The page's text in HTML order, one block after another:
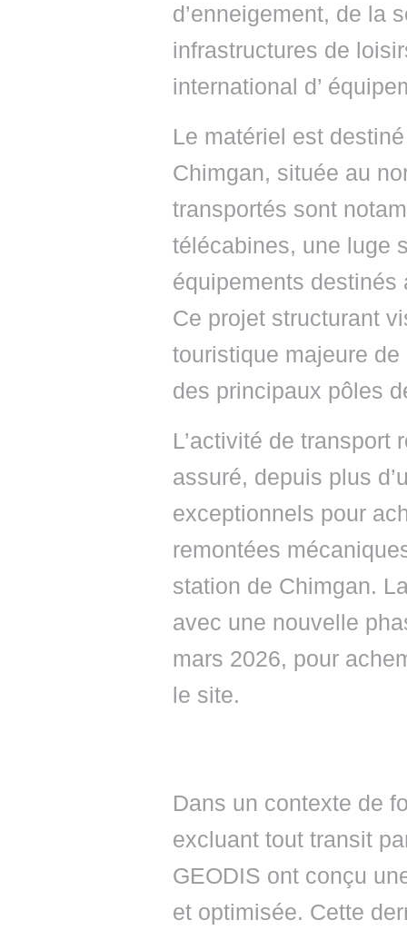
d’enneigement, de la
infrastructures de
international d’
Le matériel est
Chimgan, située au
transportés sont
télécabines, une luge
équipements
Ce projet structurant
touristique majeure de
des principaux pôles
L’activité de transport
assuré, depuis plus
exceptionnels pour
remontées
station de Chimgan.
avec une nouvelle
mars 2026, pour
le site.
Dans un contexte de
excluant tout transit
GEODIS ont conçu
et optimisée. Cette